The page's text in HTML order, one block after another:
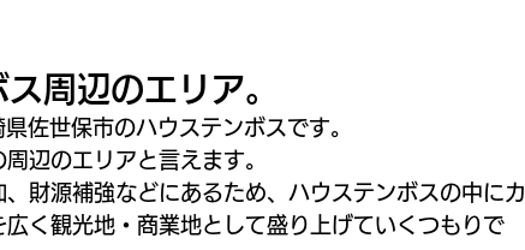
周辺のエリア。
佐世保市のハウステンボスです。
辺のエリアと言えます。
財源補強などにあるため、ハウステンボスの中にカ
く観光地・商業地として盛り上げていくつもりで